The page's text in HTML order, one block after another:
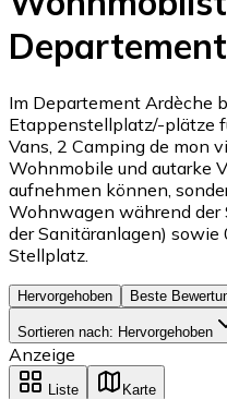
Im Departement Ardèche
Etappenstellplatz/-plätze
Vans, 2 Camping de mon
Wohnmobile und autarke
aufnehmen können,
Wohnwagen während der
der Sanitäranlagen)
Stellplatz.
Hervorgehoben Beste
Sortieren nach: Hervorgehoben
Anzeige
Liste Karte